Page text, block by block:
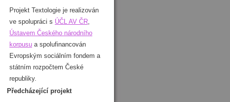
Projekt Textologie je realizován
ve spolupráci s ÚČL AV ČR,
Ústavem Českého národního
korpusu a spolufinancován
Evropským sociálním fondem a
státním rozpočtem České
republiky.
Předcházející projekt